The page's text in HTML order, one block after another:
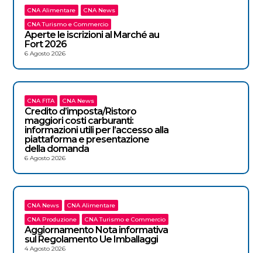
CNA Alimentare
CNA News
CNA Turismo e Commercio
Aperte le iscrizioni al Marché au
Fort 2026
6 Agosto 2026
CNA FITA CNA News
Credito d’imposta/Ristoro
maggiori costi carburanti:
informazioni utili per l’accesso alla
piattaforma e presentazione
della domanda
6 Agosto 2026
CNA News
CNA Alimentare
CNA Produzione
CNA Turismo e Commercio
Aggiornamento Nota informativa
sul Regolamento Ue Imballaggi
4 Agosto 2026